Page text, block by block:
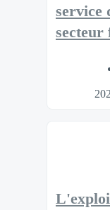
service
secteur